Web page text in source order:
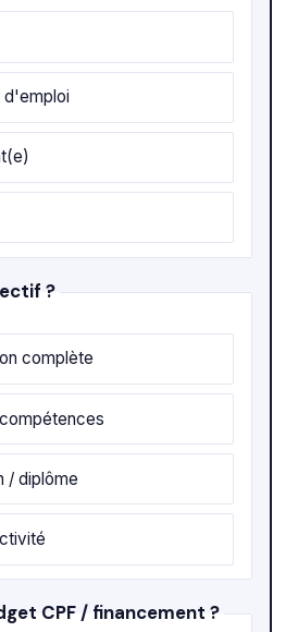
d'emploi
?
complète
/ diplôme
CPF / financement ?